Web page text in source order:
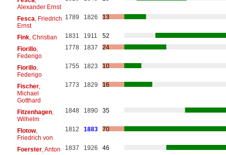
Alexander Ernst
Fesca , Friedrich
Ernst
1789 1826 13
Fink, Christian 1831 1911
52
Fiorillo,
Federigo
1778 1837 24
Fiorillo,
Federigo
1755 1823 10
Fischer,
Michael
Gotthard
1773 1829 16
Fitzenhagen,
Wilhelm
1848 1890 35
Flotow,
Friedrich von
1812 1883 70
Foerster, Anton 1837 1926
46